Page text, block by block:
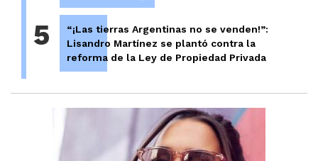
5
“¡Las tierras Argentinas no se venden!”:
Lisandro Martínez se plantó contra la
reforma de la Ley de Propiedad Privada